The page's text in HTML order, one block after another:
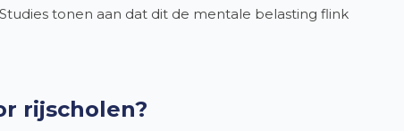
tonen aan dat dit de mentale belasting flink
rijscholen?